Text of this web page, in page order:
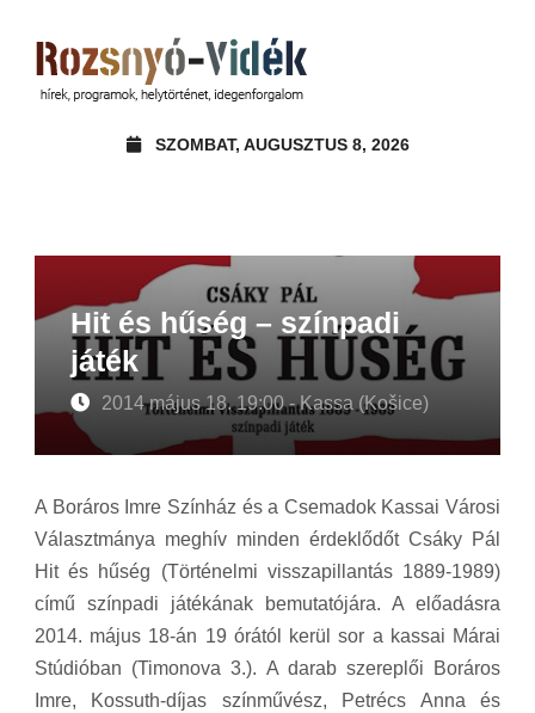
SZOMBAT, AUGUSZTUS 8, 2026
Hit és hűség – színpadi
játék
2014 május 18. 19:00 - Kassa (Košice)
A Boráros Imre Színház és a Csemadok Kassai Városi
Választmánya meghív minden érdeklődőt Csáky Pál
Hit és hűség (Történelmi visszapillantás 1889-1989)
című színpadi játékának bemutatójára. A előadásra
2014. május 18-án 19 órától kerül sor a kassai Márai
Stúdióban (Timonova 3.). A darab szereplői Boráros
Imre, Kossuth-díjas színművész, Petrécs Anna és